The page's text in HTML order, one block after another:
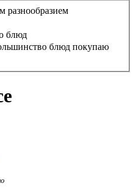
разнообразием
блюд
блюд покупаю